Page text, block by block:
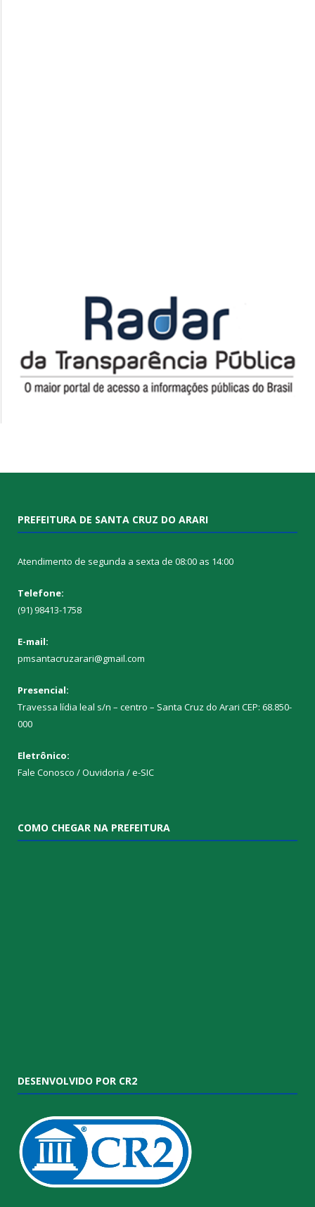
PREFEITURA DE SANTA CRUZ DO ARARI
Atendimento de segunda a sexta de 08:00 as 14:00
Telefone:
(91) 98413-1758
E-mail:
pmsantacruzarari@gmail.com
Presencial:
Travessa lídia leal s/n – centro – Santa Cruz do Arari CEP: 68.850-
000
Eletrônico:
Fale Conosco / Ouvidoria / e-SIC
COMO CHEGAR NA PREFEITURA
DESENVOLVIDO POR CR2